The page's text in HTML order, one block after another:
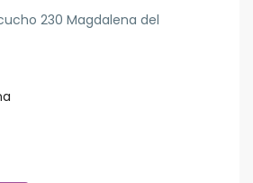
230 Magdalena del